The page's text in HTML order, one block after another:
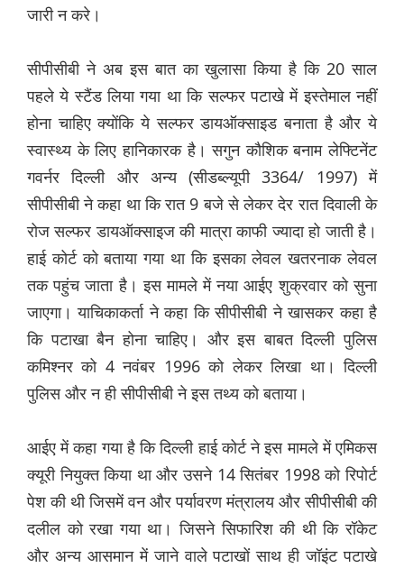
जारी न करे।
सीपीसीबी ने अब इस बात का खुलासा किया है कि 20 साल
पहले ये स्टैंड लिया गया था कि सल्फर पटाखे में इस्तेमाल नहीं
होना चाहिए क्योंकि ये सल्फर डायऑक्साइड बनाता है और ये
स्वास्थ्य के लिए हानिकारक है। सगुन कौशिक बनाम लेफ्टिनेंट
गवर्नर दिल्ली और अन्य (सीडब्ल्यूपी 3364/ 1997) में
सीपीसीबी ने कहा था कि रात 9 बजे से लेकर देर रात दिवाली के
रोज सल्फर डायऑक्साइज की मात्रा काफी ज्यादा हो जाती है।
हाई कोर्ट को बताया गया था कि इसका लेवल खतरनाक लेवल
तक पहुंच जाता है। इस मामले में नया आईए शुक्रवार को सुना
जाएगा। याचिकाकर्ता ने कहा कि सीपीसीबी ने खासकर कहा है
कि पटाखा बैन होना चाहिए। और इस बाबत दिल्ली पुलिस
कमिश्नर को 4 नवंबर 1996 को लेकर लिखा था। दिल्ली
पुलिस और न ही सीपीसीबी ने इस तथ्य को बताया।
आईए में कहा गया है कि दिल्ली हाई कोर्ट ने इस मामले में एमिकस
क्यूरी नियुक्त किया था और उसने 14 सितंबर 1998 को रिपोर्ट
पेश की थी जिसमें वन और पर्यावरण मंत्रालय और सीपीसीबी की
दलील को रखा गया था। जिसने सिफारिश की थी कि रॉकेट
और अन्य आसमान में जाने वाले पटाखों साथ ही जॉइंट पटाखे